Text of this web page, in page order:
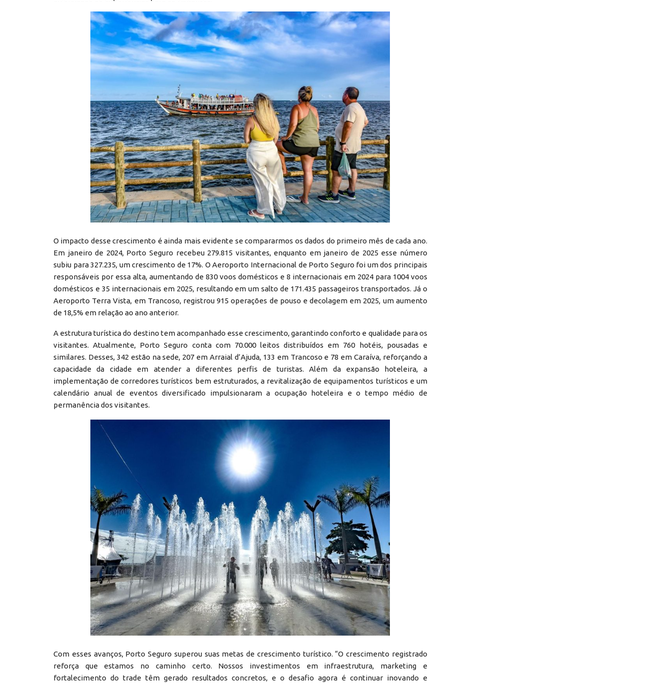
O impacto desse crescimento é ainda mais evidente se compararmos os dados do primeiro mês de cada ano.
Em janeiro de 2024, Porto Seguro recebeu 279.815 visitantes, enquanto em janeiro de 2025 esse número
subiu para 327.235, um crescimento de 17%. O Aeroporto Internacional de Porto Seguro foi um dos principais
responsáveis por essa alta, aumentando de 830 voos domésticos e 8 internacionais em 2024 para 1004 voos
domésticos e 35 internacionais em 2025, resultando em um salto de 171.435 passageiros transportados. Já o
Aeroporto Terra Vista, em Trancoso, registrou 915 operações de pouso e decolagem em 2025, um aumento
de 18,5% em relação ao ano anterior.
A estrutura turística do destino tem acompanhado esse crescimento, garantindo conforto e qualidade para os
visitantes. Atualmente, Porto Seguro conta com 70.000 leitos distribuídos em 760 hotéis, pousadas e
similares. Desses, 342 estão na sede, 207 em Arraial d’Ajuda, 133 em Trancoso e 78 em Caraíva, reforçando a
capacidade da cidade em atender a diferentes perfis de turistas. Além da expansão hoteleira, a
implementação de corredores turísticos bem estruturados, a revitalização de equipamentos turísticos e um
calendário anual de eventos diversificado impulsionaram a ocupação hoteleira e o tempo médio de
permanência dos visitantes.
Com esses avanços, Porto Seguro superou suas metas de crescimento turístico. “O crescimento registrado
reforça que estamos no caminho certo. Nossos investimentos em infraestrutura, marketing e
fortalecimento do trade têm gerado resultados concretos, e o desafio agora é continuar inovando e